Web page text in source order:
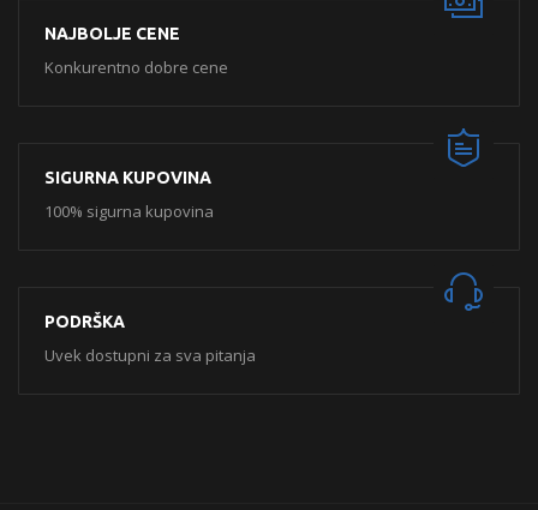
NAJBOLJE CENE
Konkurentno dobre cene
SIGURNA KUPOVINA
100% sigurna kupovina
PODRŠKA
Uvek dostupni za sva pitanja